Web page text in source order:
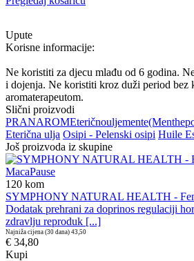
Upute
Korisne informacije:
Ne koristiti za djecu mlađu od 6 godina.
i dojenja. Ne koristiti kroz duži period bez
aromaterapeutom.
Slični proizvodi
PRANAROMEteričnouljemente(Menthe
Eterična ulja Osipi - Pelenski osipi Huile
Još proizvoda iz skupine
120 kom
SYMPHONY NATURAL HEALTH -
Dodatak prehrani za doprinos regulaciji
zdravlju reproduk [...]
Najniža cijena (30 dana) 43,50
€ 34,80
Kupi